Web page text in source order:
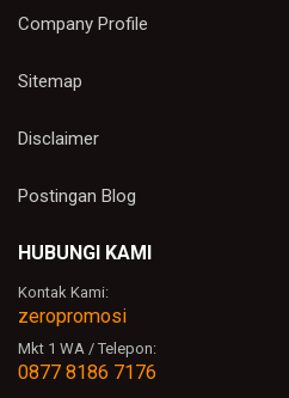
Company Profile
Sitemap
Disclaimer
Postingan Blog
HUBUNGI KAMI
Kontak Kami:
zeropromosi
Mkt 1 WA / Telepon:
0877 8186 7176